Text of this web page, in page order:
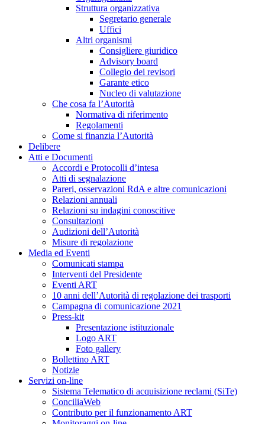
Struttura organizzativa
Segretario generale
Uffici
Altri organismi
Consigliere giuridico
Advisory board
Collegio dei revisori
Garante etico
Nucleo di valutazione
Che cosa fa l’Autorità
Normativa di riferimento
Regolamenti
Come si finanzia l’Autorità
Delibere
Atti e Documenti
Accordi e Protocolli d’intesa
Atti di segnalazione
Pareri, osservazioni RdA e altre comunicazioni
Relazioni annuali
Relazioni su indagini conoscitive
Consultazioni
Audizioni dell’Autorità
Misure di regolazione
Media ed Eventi
Comunicati stampa
Interventi del Presidente
Eventi ART
10 anni dell’Autorità di regolazione dei trasporti
Campagna di comunicazione 2021
Press-kit
Presentazione istituzionale
Logo ART
Foto gallery
Bollettino ART
Notizie
Servizi on-line
Sistema Telematico di acquisizione reclami (SiTe)
ConciliaWeb
Contributo per il funzionamento ART